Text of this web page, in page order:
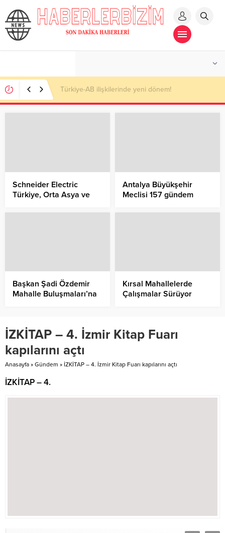
Türkiye-AB ilişkilerinde yeni dönem!
Schneider Electric
Türkiye, Orta Asya ve
Antalya Büyükşehir
Meclisi 157 gündem
Başkan Şadi Özdemir
Mahalle Buluşmaları’na
Kırsal Mahallelerde
Çalışmalar Sürüyor
İZKİTAP – 4. İzmir Kitap Fuarı
kapılarını açtı
Anasayfa » Gündem » İZKİTAP – 4. İzmir Kitap Fuarı kapılarını açtı
İZKİTAP – 4.